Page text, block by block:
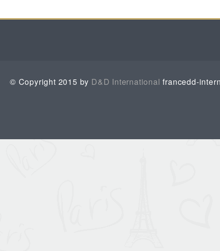
© Copyright 2015 by D&D International francedd-